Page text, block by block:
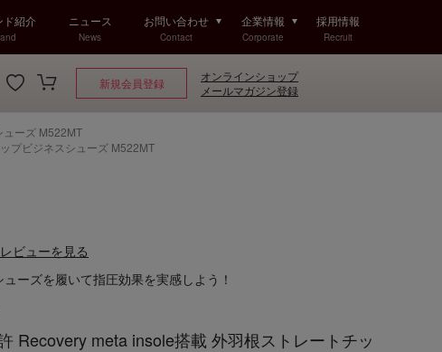
ド紹介 ニュース
News
お問い合わせ
Contact
企業情報
Corporate
採用情報
Recruit
新規会員登録
オンラインショップ
メールマガジン登録
ーズ M522MT
プビジネスシューズ M522MT
レビューを見る
ーズを履いて指圧効果を実感しよう！
Recovery meta insole搭載 外羽根ストレートチッ